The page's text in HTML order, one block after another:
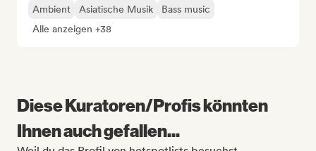
Ambient
Asiatische Musik
Bass music
Alle anzeigen +38
Diese Kuratoren/Profis könnten
Ihnen auch gefallen...